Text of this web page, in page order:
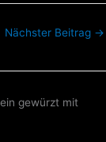
Nächster Beitrag →
gewürzt mit